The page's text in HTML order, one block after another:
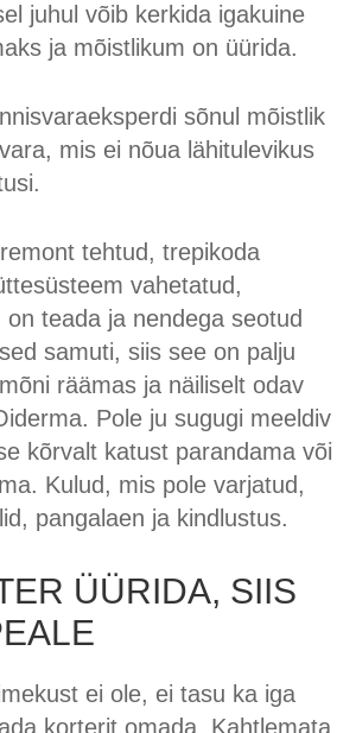
juhul võib kerkida igakuine
ja mõistlikum on üürida.
sõnul mõistlik
mis ei nõua lähitulevikus
tehtud, trepikoda
vahetatud,
on teada ja nendega seotud
samuti, siis see on palju
räämas ja näiliselt odav
Pole ju sugugi meeldiv
kõrvalt katust parandama või
Kulud, mis pole varjatud,
pangalaen ja kindlustus.
ÜÜRIDA, SIIS
ei ole, ei tasu ka iga
korterit omada. Kahtlemata